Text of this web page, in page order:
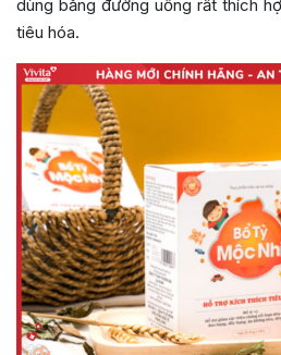
dùng bằng đường uống rất thích
tiêu hóa.